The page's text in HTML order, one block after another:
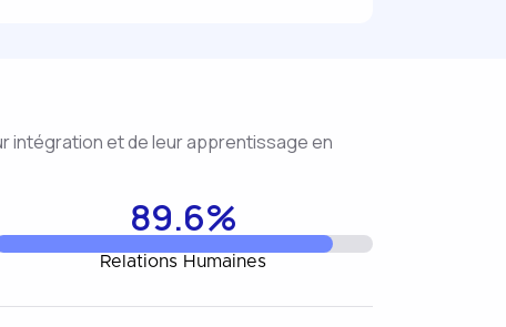
intégration et de leur apprentissage en
89.6%
Relations Humaines